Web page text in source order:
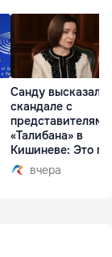
Санду
скандале с
представителями
«Талибана» в
Кишиневе: Это
вчера